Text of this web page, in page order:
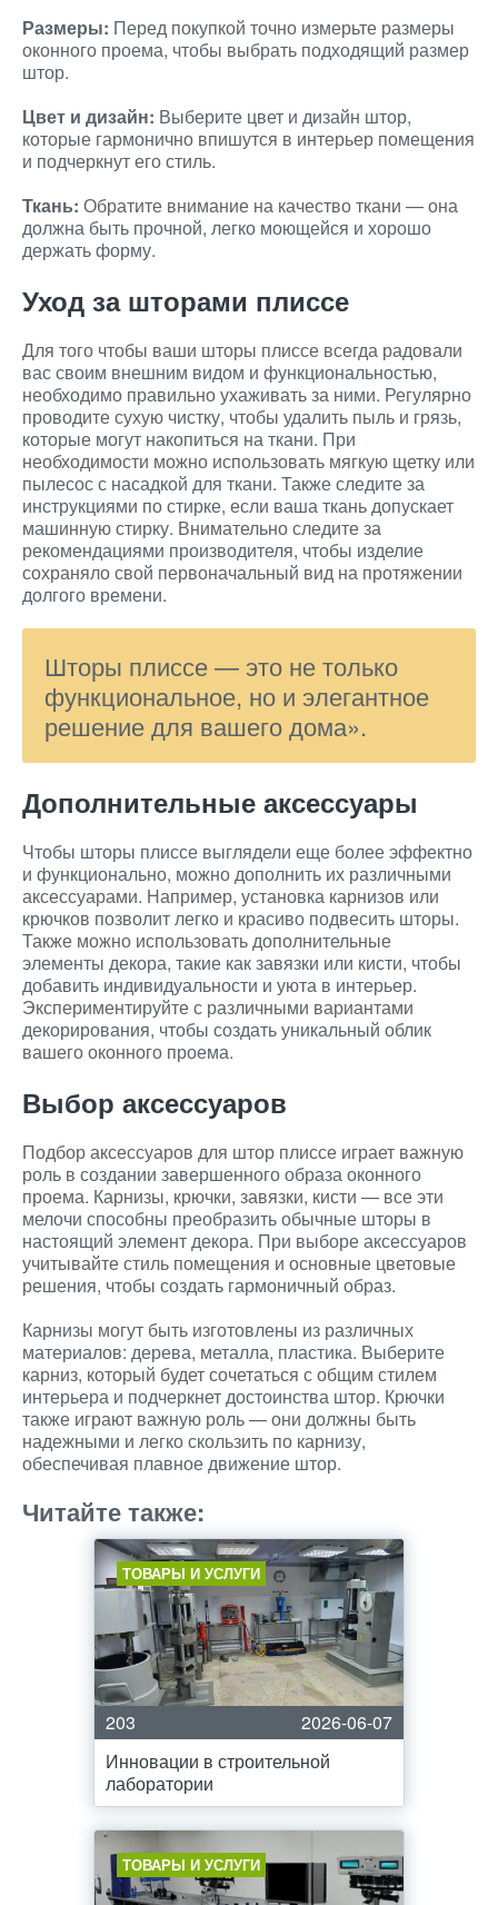
Размеры: Перед покупкой точно измерьте размеры
оконного проема, чтобы выбрать подходящий размер
штор.
Цвет и дизайн: Выберите цвет и дизайн штор,
которые гармонично впишутся в интерьер помещения
и подчеркнут его стиль.
Ткань: Обратите внимание на качество ткани — она
должна быть прочной, легко моющейся и хорошо
держать форму.
Уход за шторами плиссе
Для того чтобы ваши шторы плиссе всегда радовали
вас своим внешним видом и функциональностью,
необходимо правильно ухаживать за ними. Регулярно
проводите сухую чистку, чтобы удалить пыль и грязь,
которые могут накопиться на ткани. При
необходимости можно использовать мягкую щетку или
пылесос с насадкой для ткани. Также следите за
инструкциями по стирке, если ваша ткань допускает
машинную стирку. Внимательно следите за
рекомендациями производителя, чтобы изделие
сохраняло свой первоначальный вид на протяжении
долгого времени.
Шторы плиссе — это не только
функциональное, но и элегантное
решение для вашего дома».
Дополнительные аксессуары
Чтобы шторы плиссе выглядели еще более эффектно
и функционально, можно дополнить их различными
аксессуарами. Например, установка карнизов или
крючков позволит легко и красиво подвесить шторы.
Также можно использовать дополнительные
элементы декора, такие как завязки или кисти, чтобы
добавить индивидуальности и уюта в интерьер.
Экспериментируйте с различными вариантами
декорирования, чтобы создать уникальный облик
вашего оконного проема.
Выбор аксессуаров
Подбор аксессуаров для штор плиссе играет важную
роль в создании завершенного образа оконного
проема. Карнизы, крючки, завязки, кисти — все эти
мелочи способны преобразить обычные шторы в
настоящий элемент декора. При выборе аксессуаров
учитывайте стиль помещения и основные цветовые
решения, чтобы создать гармоничный образ.
Карнизы могут быть изготовлены из различных
материалов: дерева, металла, пластика. Выберите
карниз, который будет сочетаться с общим стилем
интерьера и подчеркнет достоинства штор. Крючки
также играют важную роль — они должны быть
надежными и легко скользить по карнизу,
обеспечивая плавное движение штор.
Читайте также:
ТОВАРЫ И УСЛУГИ
203
2026-06-07
Инновации в строительной
лаборатории
ТОВАРЫ И УСЛУГИ